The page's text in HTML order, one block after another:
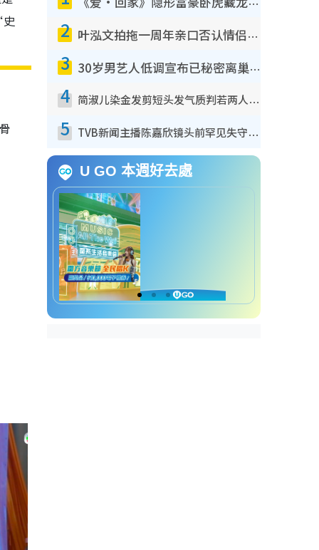
史
《爱·回家》隐形富豪卧虎藏龙！盘点12位财气逼人的有钱艺人：这位美女3亿身家不愁做
2 叶泓文拍拖一周年亲口否认情侣关系？！被质疑感情造假竟称GM“普通同事”
3 30岁男艺人低调宣布已秘密离巢！人气急跌变失踪人口：“这几年过得并不容易”
4 简淑儿染金发剪短头发气质判若两人！吓坏老公麦大力都认不出：“你做什么？”
5 TVB新闻主播陈嘉欣镜头前罕见失守！遭林超英一句话突袭吓坏当场大笑
U GO 本週好去處